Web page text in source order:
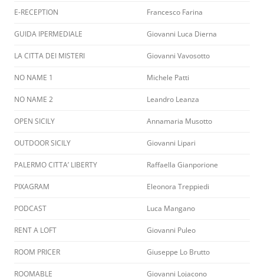
E-RECEPTION Francesco Farina
GUIDA IPERMEDIALE Giovanni Luca Dierna
LA CITTA DEI MISTERI Giovanni Vavosotto
NO NAME 1 Michele Patti
NO NAME 2 Leandro Leanza
OPEN SICILY Annamaria Musotto
OUTDOOR SICILY Giovanni Lipari
PALERMO CITTA’ LIBERTY Raffaella Gianporione
PIXAGRAM Eleonora Treppiedi
PODCAST Luca Mangano
RENT A LOFT Giovanni Puleo
ROOM PRICER Giuseppe Lo Brutto
ROOMABLE Giovanni Lojacono